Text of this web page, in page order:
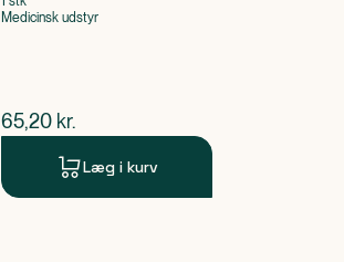
Medicinsk udstyr
$nuværende pris
65,20 kr.
Læg i kurv